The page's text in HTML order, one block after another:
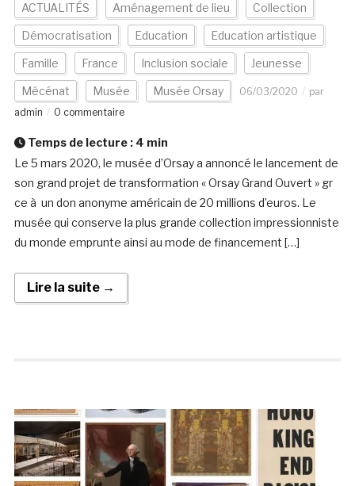
ACTUALITÉS Aménagement de lieu Collection
Démocratisation Education Education artistique
Famille France Inclusion sociale Jeunesse
Mécénat Musée Musée Orsay 06/03/2020
par
admin
0 commentaire
Temps de lecture : 4 min
Le 5 mars 2020, le musée d’Orsay a annoncé le lancement de
son grand projet de transformation « Orsay Grand Ouvert » gr
ce à un don anonyme américain de 20 millions d’euros. Le
musée qui conserve la plus grande collection impressionniste
du monde emprunte ainsi au mode de financement […]
Lire la suite →